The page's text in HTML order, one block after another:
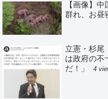
【画像】
群れ、お昼
立憲・杉尾
は政府の不
だ！」
4